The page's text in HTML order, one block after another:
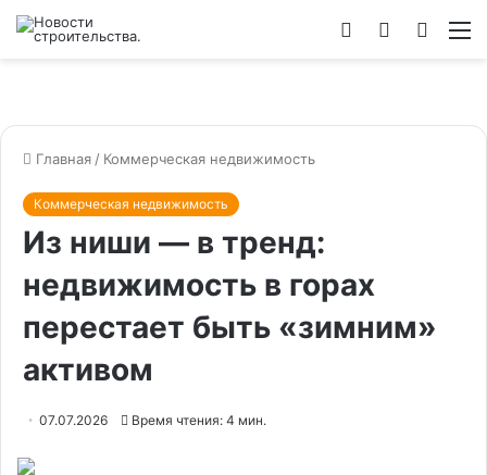
Switch
Войти
Главная / Коммерческая недвижимость
Коммерческая недвижимость
Из ниши — в тренд:
недвижимость в горах
перестает быть «зимним»
активом
07.07.2026 Время чтения: 4 мин.